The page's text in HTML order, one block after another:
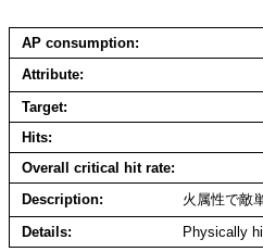
AP consumption
Attribute
Target
Hits
Overall critical hit rate
Description
火属性で敵
Details
Physically